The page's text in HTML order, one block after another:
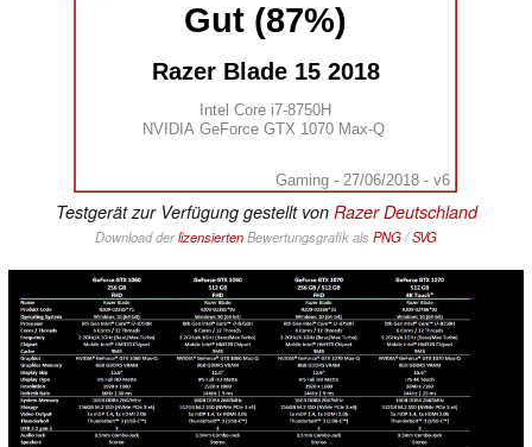
Gut (87%)
Razer Blade 15 2018
Intel Core i7-8750H
NVIDIA GeForce GTX 1070 Max-Q
Gaming - 27/06/2018 - v6
Testgerät zur Verfügung gestellt von Razer Deutschland
Download derlizensiertenBewertungsgrafik als PNG/SVG